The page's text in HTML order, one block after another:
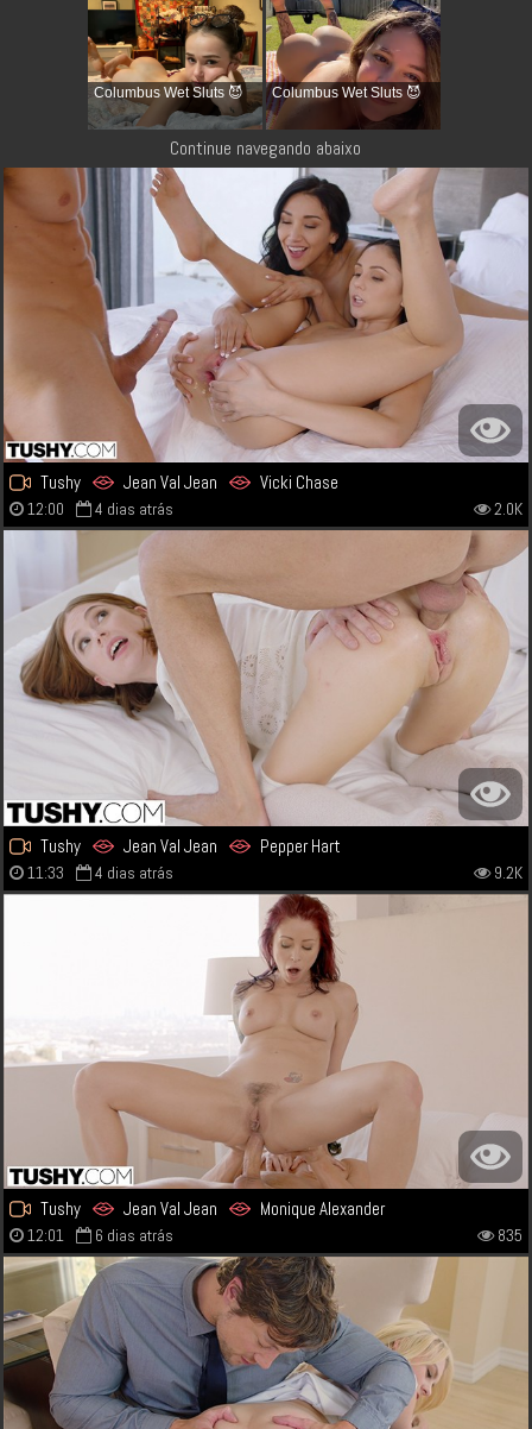
Columbus Wet Sluts 😈 Columbus Wet Sluts 😈
Continue navegando abaixo
Tushy Jean Val Jean Vicki Chase
12:00 4 dias atrás 2.0K
Tushy Jean Val Jean Pepper Hart
11:33 4 dias atrás 9.2K
Tushy Jean Val Jean Monique Alexander
12:01 6 dias atrás 835